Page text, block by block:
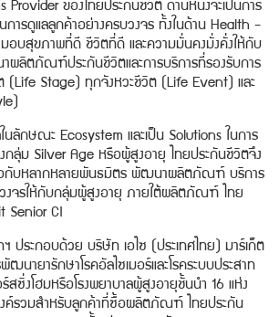
Provider ของไทยประกันชีวิต ด้านหนึ่งจะเป็นการ
การดูแลลูกค้าอย่างครบวงจร ทั้งในด้าน Health -
อบสุขภาพที่ดี ชีวิตที่ดี และความมั่นคงมั่งคั่งให้กับ
ผลิตภัณฑ์ประกันชีวิตและการบริการที่รองรับการ
(Life Stage) ทุกจังหวะชีวิต (Life Event) และ
นลักษณะ Ecosystem และเป็น Solutions ในการ
กลุ่ม Silver Age หรือผู้สูงอายุ ไทยประกันชีวิตจึง
อกับหลากหลายพันธมิตร พัฒนาผลิตภัณฑ์ บริการ
งจรให้กับกลุ่มผู้สูงอายุ ภายใต้ผลิตภัณฑ์ ไทย
Senior CI
ประกอบด้วย บริษัท เอไซ (ประเทศไทย) มาร์เก็ต
นายารักษาโรคอัลไซเมอร์และโรคระบบประสาท
สซิ่งโฮมหรือโรงพยาบาลผู้สูงอายุชั้นนำ 16 แห่ง
งค์รวมสำหรับลูกค้าที่ซื้อผลิตภัณฑ์ ไทยประกัน